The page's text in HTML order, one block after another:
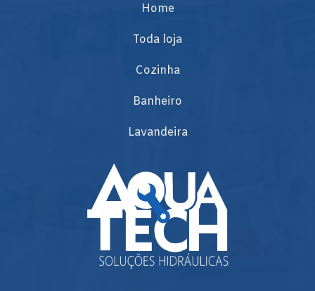
Home
Toda loja
Cozinha
Banheiro
Lavandeira